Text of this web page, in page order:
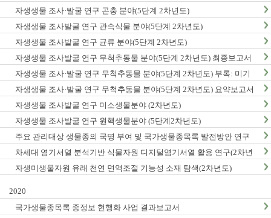
자생생물 조사·발굴 연구 곤충 분야(5단계 2차년도)
자생생물 조사발굴 연구 관속식물 분야(5단계 2차년도)
자생생물 조사발굴 연구 균류 분야(5단계 2차년도)
자생생물 조사발굴 연구 무척추동물 분야(5단계 2차년도) 최종보고서
자생생물 조사·발굴 연구 무척추동물 분야(5단계 2차년도) 부록: 미기
록/신종 발굴표
자생생물 조사·발굴 연구 무척추동물 분야(5단계 2차년도) 요약보고서
자생생물 조사발굴 연구 미소생물분야 (2차년도)
자생생물 조사발굴 연구 원핵생물분야 (5단계2차년도)
주요 관리대상 생물종의 국명 부여 및 국가생물종목록 발전방안 연구
차세대 염기서열 분석기반 식물자원 디지털염기서열 활용 연구(2차년
도)
자생미생물자원 유래 천연 면역조절 기능성 소재 탐색(2차년도)
2020
국가생물종목록 종정보 현행화 사업 결과보고서